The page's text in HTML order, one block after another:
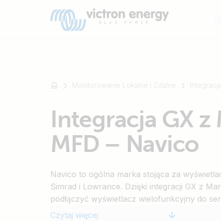
Monitorowanie Lokalne i Zdalne
Integracja GX z
MFD – Navico
Navico to ogólna marka stojąca za
Simrad i Lowrance. Dzięki integracji GX z
podłączyć wyświetlacz wielofunkcyjny do
przykład Cerbo GX, czy MultiPlus-II GX z
Czytaj więcej